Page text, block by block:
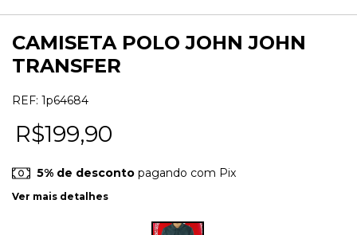
CAMISETA POLO JOHN JOHN
TRANSFER
REF: 1p64684
R$199,90
5% de desconto pagando com Pix
Ver mais detalhes